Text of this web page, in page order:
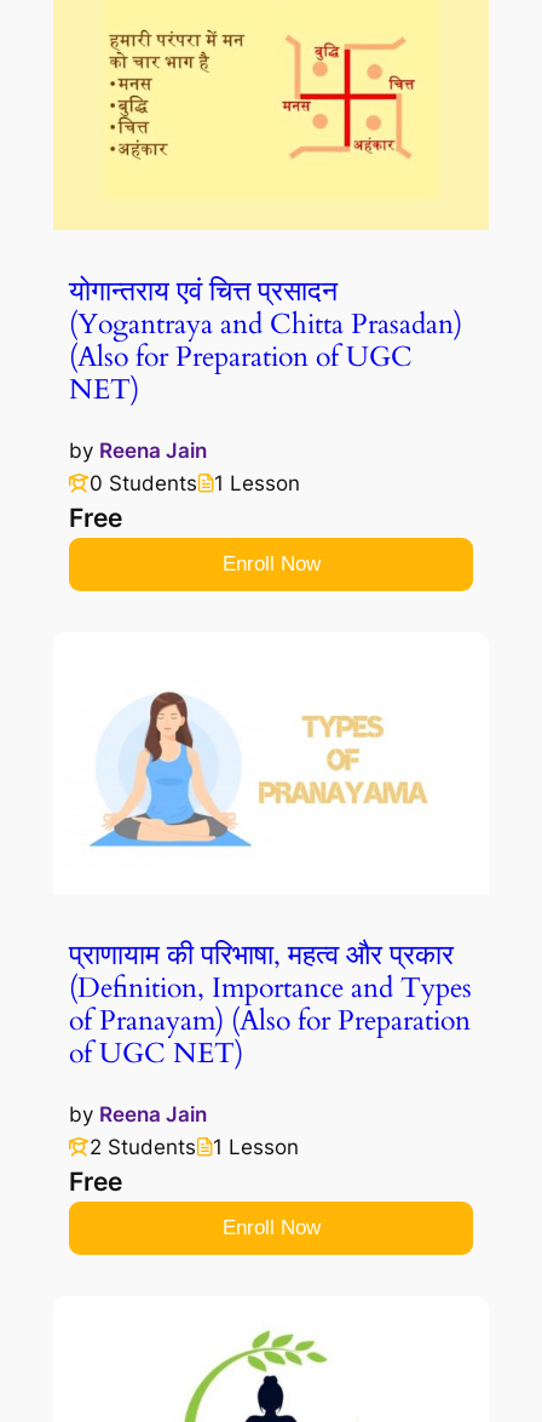
योगान्तराय एवं चित्त प्रसादन
(Yogantraya and Chitta Prasadan)
(Also for Preparation of UGC
NET)
by Reena Jain
0 Students
1 Lesson
Free
Enroll Now
प्राणायाम की परिभाषा, महत्व और प्रकार
(Definition, Importance and Types
of Pranayam) (Also for Preparation
of UGC NET)
by Reena Jain
2 Students
1 Lesson
Free
Enroll Now